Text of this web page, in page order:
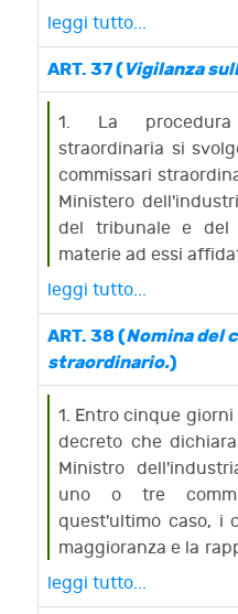
dell'ammissione
procedura di
3. Il tribunale, entro
della relazione, con
la
amministrazione
dichiara che non
farvi luogo.
4. Si applicano, in
disposizioni degli
giudiziale il curatore.
straordinario.
leggi tutto...
ART. 37 (Vigilanza
1. La procedura
straordinaria si
commissari
Ministero
del tribunale e del
materie ad essi
2. Ai fini
dal presente
avvalersi
specializzate, a
legge 11 maggio
3. Il Ministero
avvalersi del
finanza per le
ai fini
vigilanza e
provvedimenti di
leggi tutto...
ART. 38 (Nomina del
straordinario.)
1. Entro cinque
decreto che
Ministro
uno o tre
quest'ultimo caso, i
maggioranza e la
congiuntamente da
1-bis. Non può
leggi tutto...